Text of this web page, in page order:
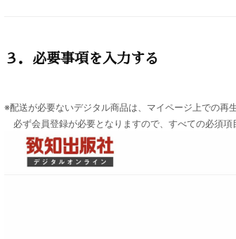
３．必要事項を入力する
※配送が必要ないデジタル商品は、マイページ上での再
必ず会員登録が必要となりますので、すべての必須項